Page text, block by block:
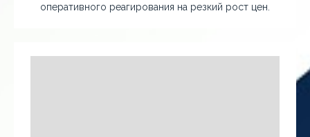
оперативного реагирования на резкий рост цен.